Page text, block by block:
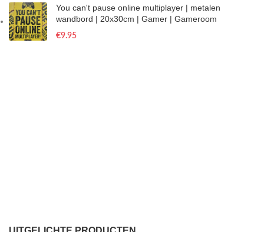
You can't pause online multiplayer | metalen
wandbord | 20x30cm | Gamer | Gameroom
€9.95